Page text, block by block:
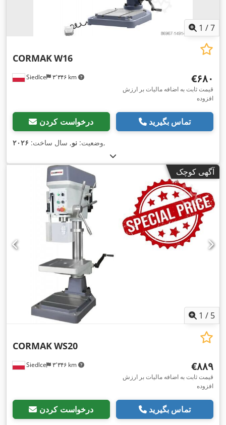
1 /7
Siedlce ۳٬۳۴۶ km
CORMAKW16
‎€۶۸۰
قیمت ثابت به اضافه مالیات بر ارزش
افزوده
درخواست کردن تماس بگیرید
وضعیت: نو, سال ساخت: ۲۰۲۶ ,
آگهی کوچک
1 / 5
Siedlce ۳٬۳۴۶ km
CORMAKWS20
‎€۸۸۹
قیمت ثابت به اضافه مالیات بر ارزش
افزوده
درخواست کردن تماس بگیرید